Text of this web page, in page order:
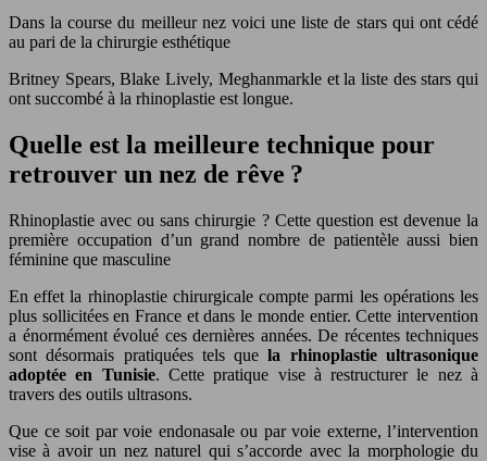
Dans la course du meilleur nez voici une liste de stars qui ont cédé
au pari de la chirurgie esthétique
Britney Spears, Blake Lively, Meghanmarkle et la liste des stars qui
ont succombé à la rhinoplastie est longue.
Quelle est la meilleure technique pour
retrouver un nez de rêve ?
Rhinoplastie avec ou sans chirurgie ? Cette question est devenue la
première occupation d’un grand nombre de patientèle aussi bien
féminine que masculine
En effet la rhinoplastie chirurgicale compte parmi les opérations les
plus sollicitées en France et dans le monde entier. Cette intervention
a énormément évolué ces dernières années. De récentes techniques
sont désormais pratiquées tels quela rhinoplastie ultrasonique
adoptée en Tunisie. Cette pratique vise à restructurer le nez à
travers des outils ultrasons.
Que ce soit par voie endonasale ou par voie externe, l’intervention
vise à avoir un nez naturel qui s’accorde avec la morphologie du